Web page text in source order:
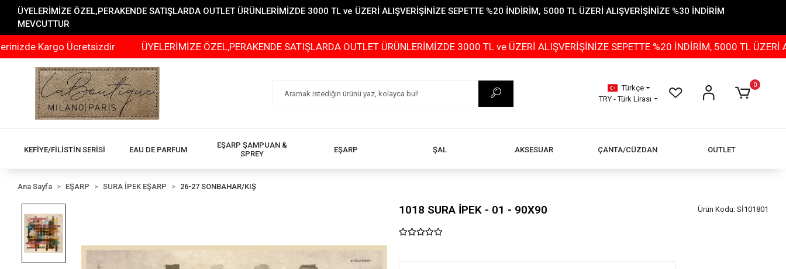
ÜYELERİMİZE ÖZEL,PERAKENDE SATIŞLARDA OUTLET ÜRÜNLERİMİZDE 3000 TL ve ÜZERİ ALIŞVERİŞİNİZE SEPETTE %20 İNDİRİM, 5000 TL ÜZERİ ALIŞVERİŞİNİZE %30 İNDİRİM
MEVCUTTUR
Ücretsizdir ÜYELERİMİZE ÖZEL,PERAKENDE SATIŞLARDA OUTLET ÜRÜNLERİMİZDE 3000 TL ve ÜZERİ ALIŞVERİŞİNİZE SEPETTE %20 İNDİRİM, 5000 TL ÜZERİ
Türkçe
TRY - Türk Lirası
0
KEFİYE/FİLİSTİN SERİSİ EAU DE PARFUM
EŞARP ŞAMPUAN &
SPREY
EŞARP ŞAL AKSESUAR ÇANTA/CÜZDAN OUTLET
Ana Sayfa EŞARP SURA İPEK EŞARP 26-27 SONBAHAR/KIŞ
1018 SURA İPEK - 01 - 90X90 Ürün Kodu: Sİ101801